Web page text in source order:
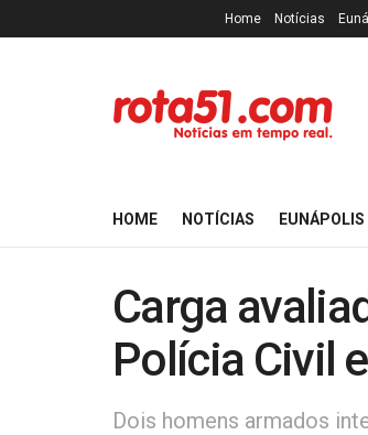
Home Notícias
HOME NOTÍCIAS EUNÁPOLIS
Carga
Polícia Civil
Dois homens armados